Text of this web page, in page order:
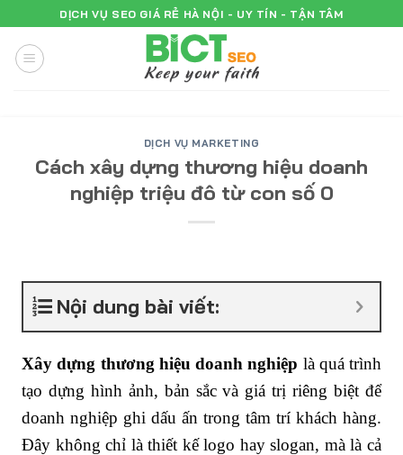
to
content
DỊCH VỤ SEO GIÁ RẺ HÀ NỘI - UY TÍN - TẬN TÂM
DỊCH VỤ MARKETING
Cách xây dựng thương hiệu doanh
nghiệp triệu đô từ con số 0
Nội dung bài viết:
Xây dựng thương hiệu doanh nghiệp là quá trình
tạo dựng hình ảnh, bản sắc và giá trị riêng biệt để
doanh nghiệp ghi dấu ấn trong tâm trí khách hàng.
Đây không chỉ là thiết kế logo hay slogan, mà là cả